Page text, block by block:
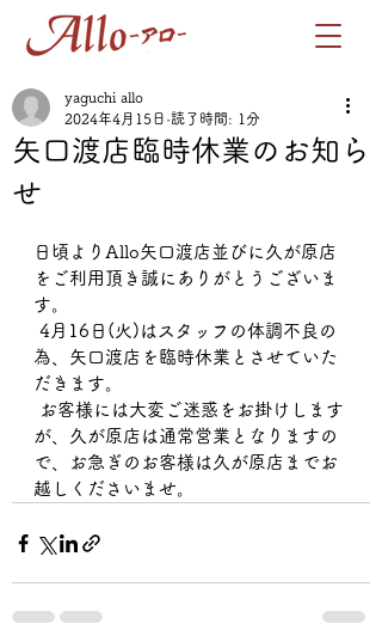
矢口渡店臨時休業のお知ら
せ
yaguchi allo
2024年4月15日 読了時間: 1分
日頃よりAllo矢口渡店並びに久が原店
をご利用頂き誠にありがとうございま
す。
為、矢口渡店を臨時休業とさせていた
だきます。
が、久が原店は通常営業となりますの
で、お急ぎのお客様は久が原店までお
越しくださいませ。